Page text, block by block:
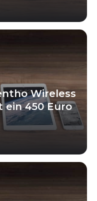
Wireless
ein 450 Euro